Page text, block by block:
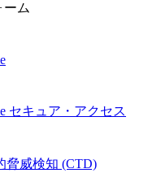
ーム
セキュア・アクセス
脅威検知 (CTD)